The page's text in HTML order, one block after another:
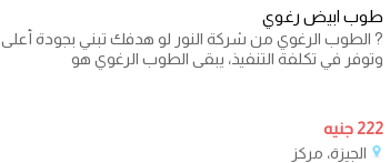
طوب ابيض رغوي
? الطوب الرغوي من شركة النور لو هدفك تبني بجودة أعلى
وتوفر في تكلفة التنفيذ، يبقى الطوب الرغوي هو
222 جنيه
الجيزة، مركز